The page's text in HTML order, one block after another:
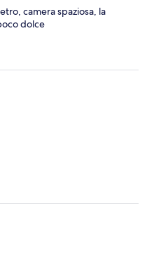
camera spaziosa, la
dolce